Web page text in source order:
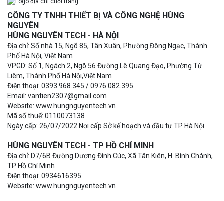
CÔNG TY TNHH THIẾT BỊ VÀ CÔNG NGHỆ HÙNG
NGUYÊN
HÙNG NGUYÊN TECH - HÀ NỘI
Địa chỉ: Số nhà 15, Ngõ 85, Tân Xuân, Phường Đông Ngạc, Thành
Phố Hà Nội, Việt Nam
VPGD: Số 1, Ngách 2, Ngõ 56 Đường Lê Quang Đạo, Phường Từ
Liêm, Thành Phố Hà Nội,Việt Nam
Điện thoại: 0393.968.345 / 0976.082.395
Email: vantien2307@gmail.com
Website: www.hungnguyentech.vn
Mã số thuế: 0110073138
Ngày cấp: 26/07/2022 Nơi cấp Sở kế hoạch và đầu tư TP Hà Nội
HÙNG NGUYÊN TECH - TP HỒ CHÍ MINH
Địa chỉ: D7/6B Đường Dương Đình Cúc, Xã Tân Kiên, H. Bình Chánh,
TP Hồ Chí Minh
Điện thoại: 0934616395
Website: www.hungnguyentech.vn